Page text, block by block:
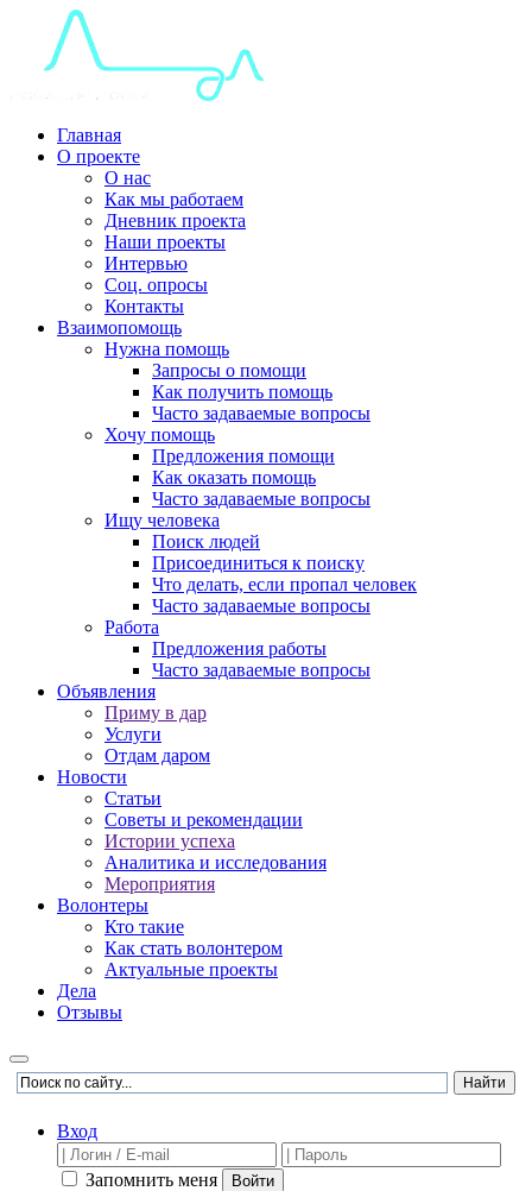
Главная
О проекте
О нас
Как мы работаем
Дневник проекта
Наши проекты
Интервью
Соц. опросы
Контакты
Взаимопомощь
Нужна помощь
Запросы о помощи
Как получить помощь
Часто задаваемые вопросы
Хочу помощь
Предложения помощи
Как оказать помощь
Часто задаваемые вопросы
Ищу человека
Поиск людей
Присоединиться к поиску
Что делать, если пропал человек
Часто задаваемые вопросы
Работа
Предложения работы
Часто задаваемые вопросы
Объявления
Приму в дар
Услуги
Отдам даром
Новости
Статьи
Советы и рекомендации
Истории успеха
Аналитика и исследования
Мероприятия
Волонтеры
Кто такие
Как стать волонтером
Актуальные проекты
Дела
Отзывы
Вход
Запомнить меня Войти